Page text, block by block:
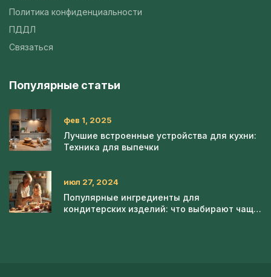
Политика конфиденциальности
ПДДЛ
Связаться
Популярные статьи
фев 1, 2025
Лучшие встроенные устройства для кухни:
Техника для выпечки
июл 27, 2024
Популярные ингредиенты для
кондитерских изделий: что выбирают чаще